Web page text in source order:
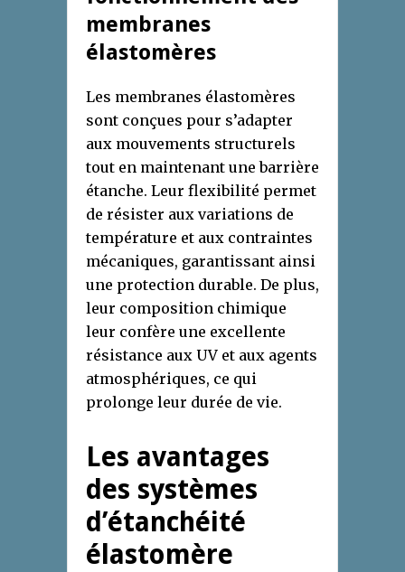
membranes
élastomères
Les membranes élastomères
sont conçues pour s’adapter
aux mouvements structurels
tout en maintenant une barrière
étanche. Leur flexibilité permet
de résister aux variations de
température et aux contraintes
mécaniques, garantissant ainsi
une protection durable. De plus,
leur composition chimique
leur confère une excellente
résistance aux UV et aux agents
atmosphériques, ce qui
prolonge leur durée de vie.
Les avantages
des systèmes
d’étanchéité
élastomère